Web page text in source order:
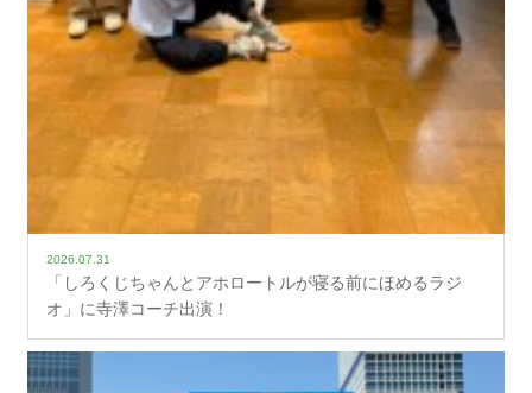
2026.07.31
「しろくじちゃんとアホロートルが寝る前にほめるラジ
オ」に寺澤コーチ出演！